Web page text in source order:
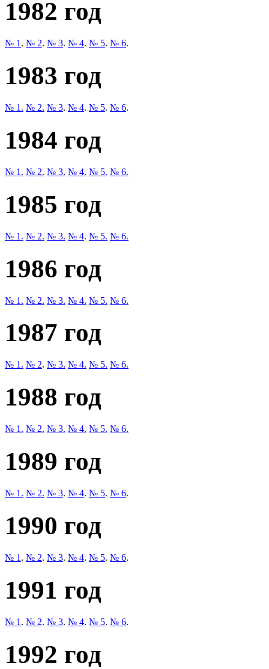
1982 год
№ 1 . № 2. № 3. № 4. № 5. № 6.
1983 год
№ 1. № 2. № 3. № 4. № 5. № 6.
1984 год
№ 1. № 2. № 3. № 4. № 5. № 6.
1985 год
№ 1. № 2. № 3. № 4. № 5. № 6.
1986 год
№ 1. № 2. № 3. № 4. № 5. № 6.
1987 год
№ 1. № 2. № 3. № 4. № 5. № 6.
1988 год
№ 1. № 2. № 3. № 4. № 5. № 6.
1989 год
№ 1. № 2. № 3. № 4. № 5. № 6.
1990 год
№ 1 . № 2. № 3. № 4. № 5. № 6.
1991 год
№ 1 . № 2. № 3. № 4. № 5. № 6.
1992 год